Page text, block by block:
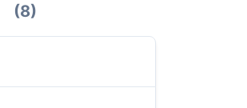
(8)